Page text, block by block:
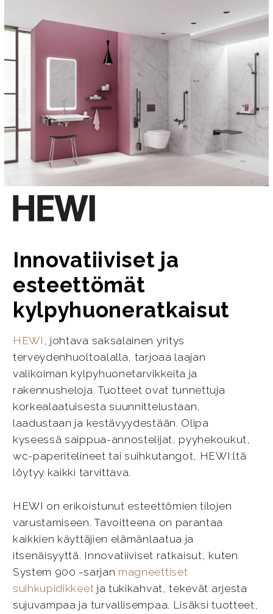
Innovatiiviset ja
esteettömät
kylpyhuoneratkaisut
HEWI , johtava saksalainen yritys
terveydenhuoltoalalla, tarjoaa laajan
valikoiman kylpyhuonetarvikkeita ja
rakennusheloja. Tuotteet ovat tunnettuja
korkealaatuisesta suunnittelustaan,
laadustaan ja kestävyydestään. Olipa
kyseessä saippua-annostelijat, pyyhekoukut,
wc-paperitelineet tai suihkutangot, HEWI:ltä
löytyy kaikki tarvittava.
HEWI on erikoistunut esteettömien tilojen
varustamiseen. Tavoitteena on parantaa
kaikkien käyttäjien elämänlaatua ja
itsenäisyyttä. Innovatiiviset ratkaisut, kuten
System 900 -sarjan magneettiset
suihkupidikkeet ja tukikahvat, tekevät arjesta
sujuvampaa ja turvallisempaa. Lisäksi tuotteet,